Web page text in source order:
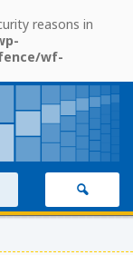
reasons in
wf-